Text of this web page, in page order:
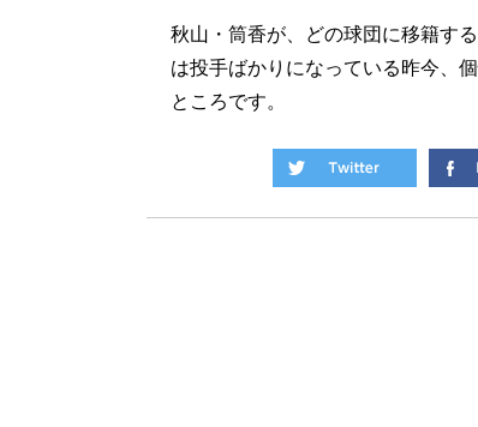
秋山・筒香が、どの球団に移籍す
は投手ばかりになっている昨今、
ところです。